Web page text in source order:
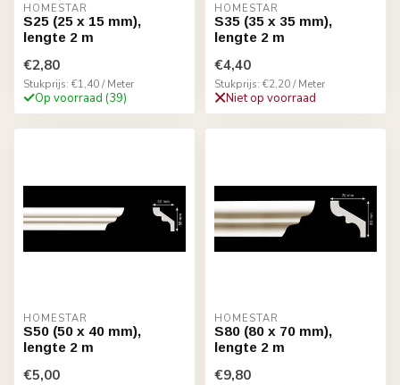
HOMESTAR
S25 (25 x 15 mm),
lengte 2 m
€2,80
Stukprijs: €1,40 / Meter
Op voorraad (39)
HOMESTAR
S35 (35 x 35 mm),
lengte 2 m
€4,40
Stukprijs: €2,20 / Meter
Niet op voorraad
HOMESTAR
S50 (50 x 40 mm),
lengte 2 m
€5,00
HOMESTAR
S80 (80 x 70 mm),
lengte 2 m
€9,80